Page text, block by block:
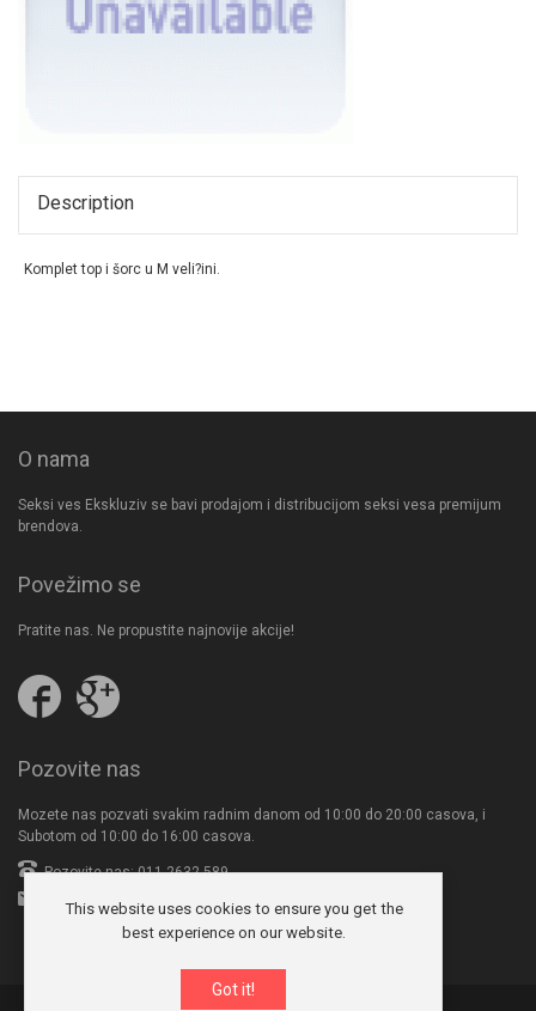
Description
Komplet top i šorc u M veli?ini.
O nama
Seksi ves Ekskluziv se bavi prodajom i distribucijom seksi vesa premijum
brendova.
Povežimo se
Pratite nas. Ne propustite najnovije akcije!
Pratite
nas
us
Plus
Pozovite nas
Mozete nas pozvati svakim radnim danom od 10:00 do 20:00 casova, i
Subotom od 10:00 do 16:00 casova.
Pozovite nas: 011-2632-589
office@seksives.com
This website uses cookies to ensure you get the
best experience on our website.
Got it!